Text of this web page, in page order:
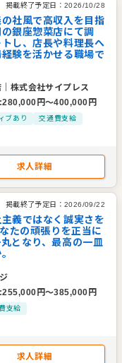
掲載終了予定日： 2026/10/28
の社風で高収入を目指
銀座惣菜店にて調
し、店長や料理長へ
験を活かせる職場で
株式会社サイプレス
:280,000 円〜400,000 円
ブあり
交通費支給
求人詳細
掲載終了予定日： 2026/09/22
主義ではなく誠実さを
たの頑張りを正当に
となり、最高の一皿
:255,000 円〜385,000 円
支給
求人詳細